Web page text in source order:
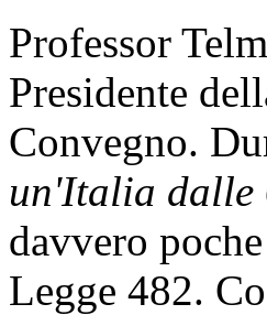
Professor
Presidente
Convegno.
un'Italia dalle
davvero
Legge 482.